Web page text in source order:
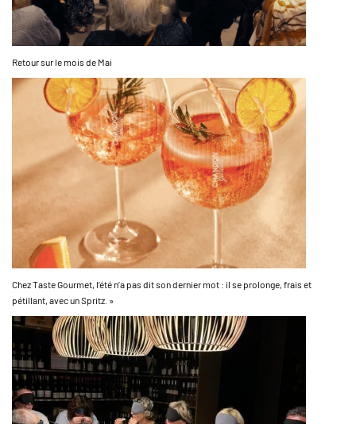
Retour sur le mois de Mai
Chez Taste Gourmet, l’été n’a pas dit son dernier mot : il se prolonge, frais et
pétillant, avec un Spritz. »